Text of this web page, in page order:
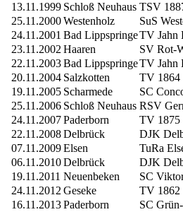
13.11.1999 Schloß Neuhaus TSV
25.11.2000 Westenholz
SuS
24.11.2001 Bad LippspringeTV Jahn
23.11.2002 Haaren
SV Rot-
22.11.2003 Bad LippspringeTV Jahn
20.11.2004 Salzkotten
TV 1864
19.11.2005 Scharmede
SC
25.11.2006 Schloß Neuhaus RSV
24.11.2007 Paderborn
TV 1875
22.11.2008 Delbrück
DJK
07.11.2009 Elsen
TuRa
06.11.2010 Delbrück
DJK
19.11.2011 Neuenbeken
SC
24.11.2012 Geseke
TV 1862
16.11.2013 Paderborn
SC